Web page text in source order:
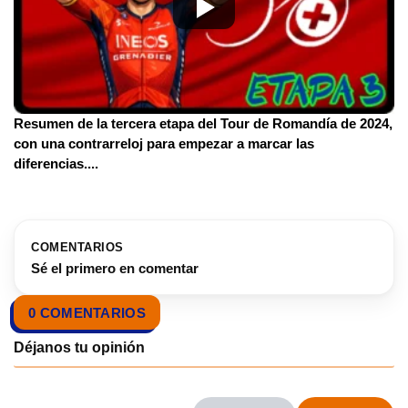
Resumen de la tercera etapa del Tour de Romandía de 2024,
con una contrarreloj para empezar a marcar las
diferencias....
COMENTARIOS
Sé el primero en comentar
0 COMENTARIOS